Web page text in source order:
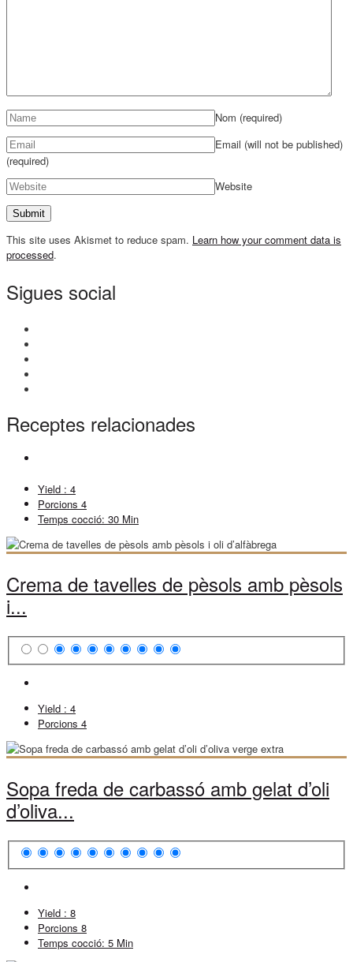
Nom (required)
Email (will not be published)
(required)
Website
This site uses Akismet to reduce spam. Learn how your comment data is
processed.
Sigues social
Receptes relacionades
Yield : 4
Porcions 4
Temps cocció: 30 Min
Crema de tavelles de pèsols amb pèsols
i...
Yield : 4
Porcions 4
Sopa freda de carbassó amb gelat d’oli
d’oliva...
Yield : 8
Porcions 8
Temps cocció: 5 Min